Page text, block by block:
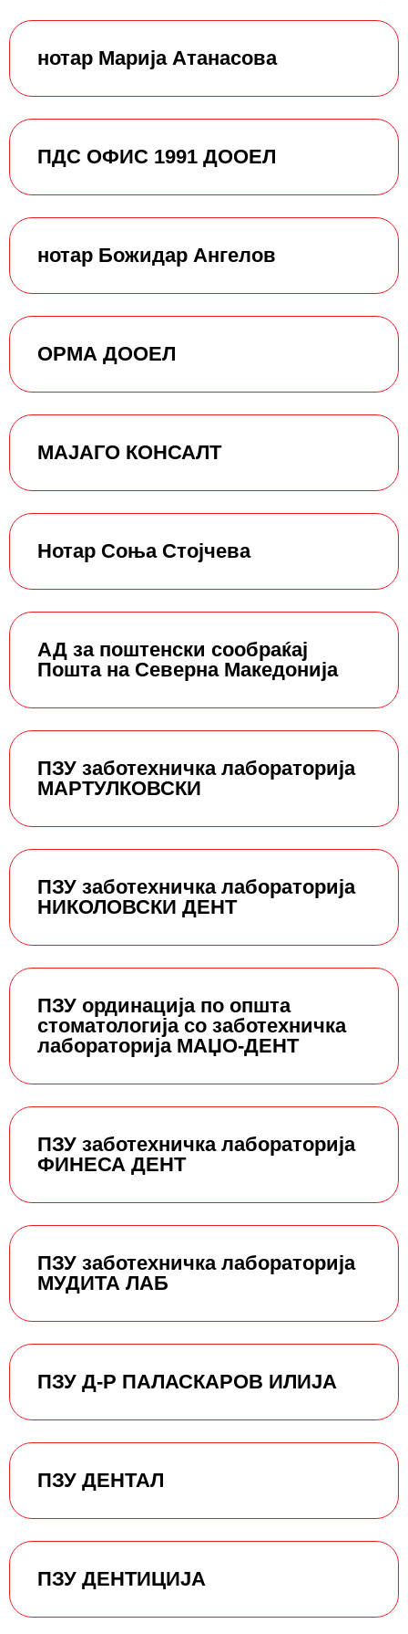
нотар Марија Атанасова
ПДС ОФИС 1991 ДООЕЛ
нотар Божидар Ангелов
ОРМА ДООЕЛ
МАЈАГО КОНСАЛТ
Нотар Соња Стојчева
АД за поштенски сообраќај
Пошта на Северна Македонија
ПЗУ заботехничка лабораторија
МАРТУЛКОВСКИ
ПЗУ заботехничка лабораторија
НИКОЛОВСКИ ДЕНТ
ПЗУ ординација по општа
стоматологија со заботехничка
лабораторија МАЏО-ДЕНТ
ПЗУ заботехничка лабораторија
ФИНЕСА ДЕНТ
ПЗУ заботехничка лабораторија
МУДИТА ЛАБ
ПЗУ Д-Р ПАЛАСКАРОВ ИЛИЈА
ПЗУ ДЕНТАЛ
ПЗУ ДЕНТИЦИЈА